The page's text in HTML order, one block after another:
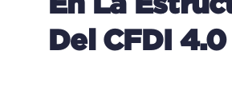
Del CFDI 4.0